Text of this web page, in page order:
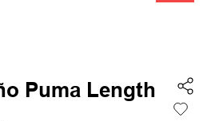
Puma Length